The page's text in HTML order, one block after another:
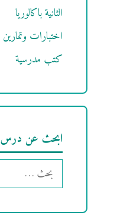
الثانية باكالوريا
اختبارات وتمارين
كتب مدرسية
ابحث عن درس
البحث
عن: